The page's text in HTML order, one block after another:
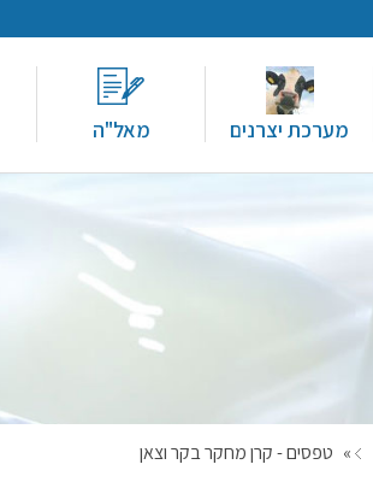
מערכת יצרנים מאל"ה
» טפסים - קרן מחקר בקר וצאן